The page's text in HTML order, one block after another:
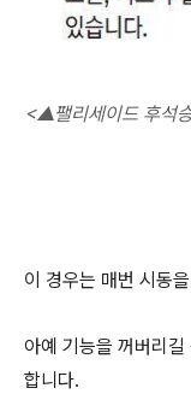
<▲팰리세이드 후석
이 경우는 매번 시동
아예 기능을 꺼버리
합니다.